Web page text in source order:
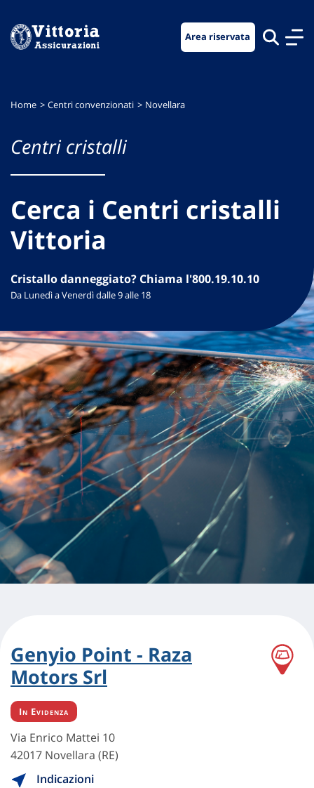
menu
contenuto
footer
Area riservata
Home Centri convenzionati Novellara
Centri cristalli
Cerca i Centri cristalli
Vittoria
Cristallo danneggiato? Chiama l'800.19.10.10
Da Lunedì a Venerdì dalle 9 alle 18
Genyio Point - Raza
Motors Srl
In Evidenza
Via Enrico Mattei 10
42017 Novellara (RE)
Indicazioni